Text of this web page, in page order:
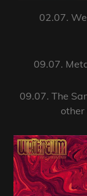
02.07.
09.07.
09.07. The
other